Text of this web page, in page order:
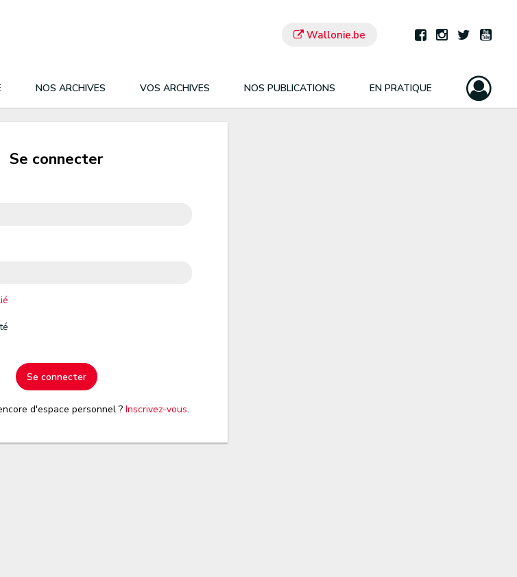
Wallonie.be
NOS ARCHIVES VOS ARCHIVES NOS PUBLICATIONS EN PRATIQUE
Se connecter
Se connecter
d'espace personnel ? Inscrivez-vous.